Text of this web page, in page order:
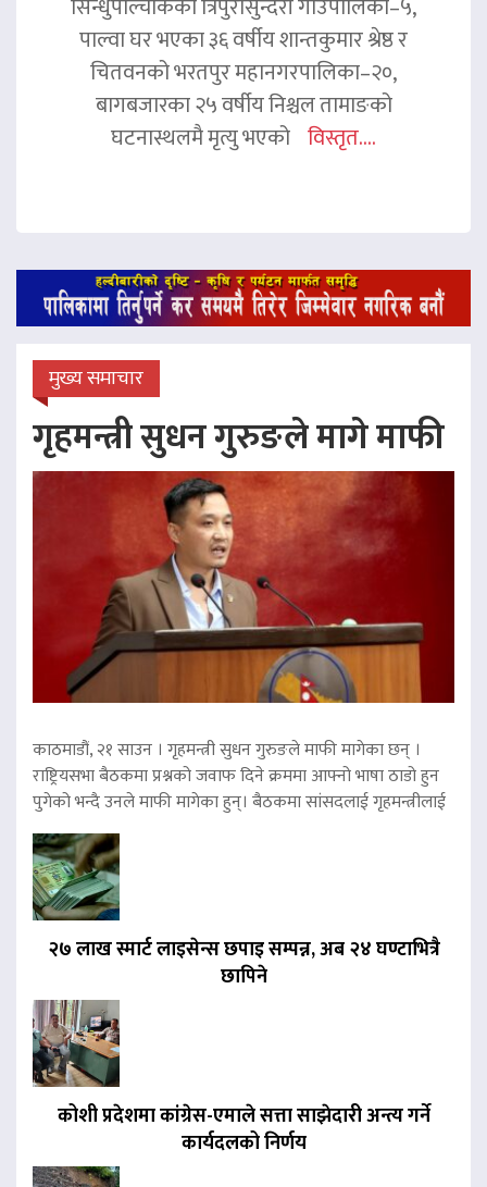
पाल्वा घर भएका ३६ वर्षीय शान्तकुमार श्रेष्ठ र
चितवनको भरतपुर महानगरपालिका–२०,
बागबजारका २५ वर्षीय निश्चल तामाङको
घटनास्थलमै मृत्यु भएको विस्तृत....
मुख्य समाचार
गृहमन्त्री सुधन गुरुङले मागे माफी
काठमाडौं, २१ साउन । गृहमन्त्री सुधन गुरुङले माफी मागेका छन् ।
राष्ट्रियसभा बैठकमा प्रश्नको जवाफ दिने क्रममा आफ्नो भाषा ठाडो हुन
पुगेको भन्दै उनले माफी मागेका हुन्। बैठकमा सांसदलाई गृहमन्त्रीलाई
२७ लाख स्मार्ट लाइसेन्स छपाइ सम्पन्न, अब २४ घण्टाभित्रै
छापिने
कोशी प्रदेशमा कांग्रेस-एमाले सत्ता साझेदारी अन्त्य गर्ने
कार्यदलको निर्णय